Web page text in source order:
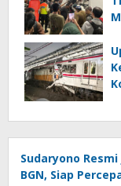
Sudaryono Resmi
BGN, Siap